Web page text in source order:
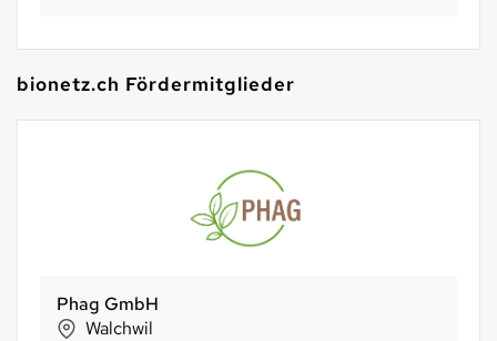
bionetz.ch Fördermitglieder
Phag GmbH
Walchwil